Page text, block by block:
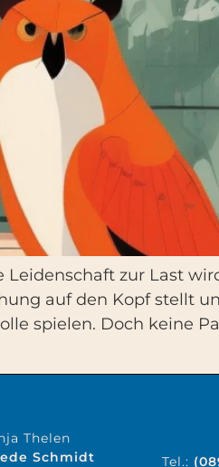
zur Last
auf den Kopf stellt
spielen. Doch keine
Thelen
Schmidt Tel.: